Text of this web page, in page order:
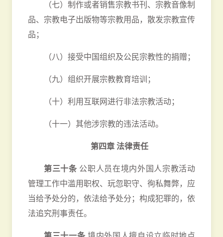
（七）制作或者销售宗教书刊、宗教音像制
品、宗教电子出版物等宗教用品，散发宗教宣传
品；
（八）接受中国组织及公民宗教性的捐赠；
（九）组织开展宗教教育培训；
（十）利用互联网进行非法宗教活动；
（十一）其他涉宗教的违法活动。
第四章 法律责任
第三十条 公职人员在境内外国人宗教活动
管理工作中滥用职权、玩忽职守、徇私舞弊，应
当给予处分的，依法给予处分；构成犯罪的，依
法追究刑事责任。